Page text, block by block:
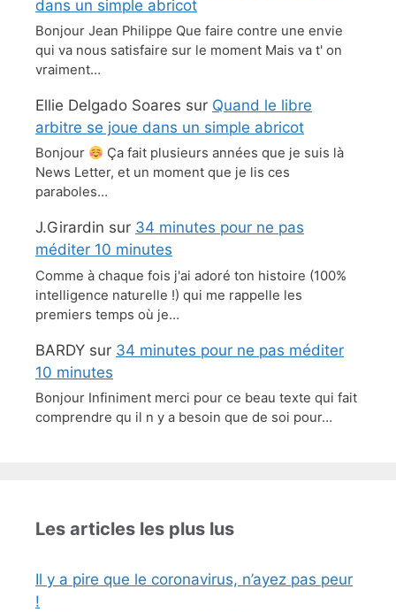
dans un simple abricot
Bonjour Jean Philippe Que faire contre une envie
qui va nous satisfaire sur le moment Mais va t' on
vraiment…
Ellie Delgado Soares sur Quand le libre
arbitre se joue dans un simple abricot
Bonjour
Ça fait plusieurs années que je suis là
News Letter, et un moment que je lis ces
paraboles…
J.Girardin sur 34 minutes pour ne pas
méditer 10 minutes
Comme à chaque fois j'ai adoré ton histoire (100%
intelligence naturelle !) qui me rappelle les
premiers temps où je…
BARDY sur 34 minutes pour ne pas méditer
10 minutes
Bonjour Infiniment merci pour ce beau texte qui fait
comprendre qu il n y a besoin que de soi pour…
Les articles les plus lus
Il y a pire que le coronavirus, n’ayez pas peur
!